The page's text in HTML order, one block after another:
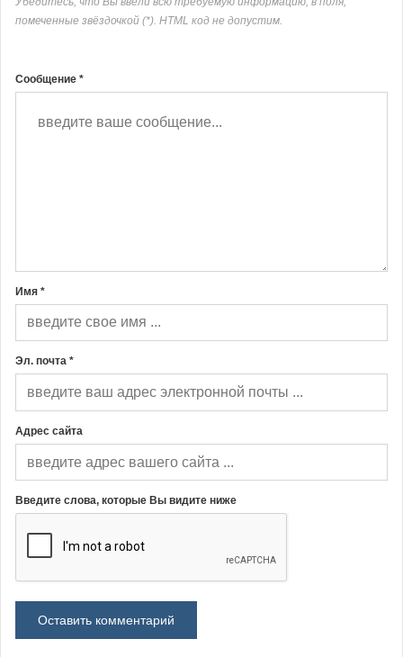
помеченные звёздочкой (*). HTML код не допустим.
Сообщение *
Имя *
Эл. почта *
Адрес сайта
Введите слова, которые Вы видите ниже